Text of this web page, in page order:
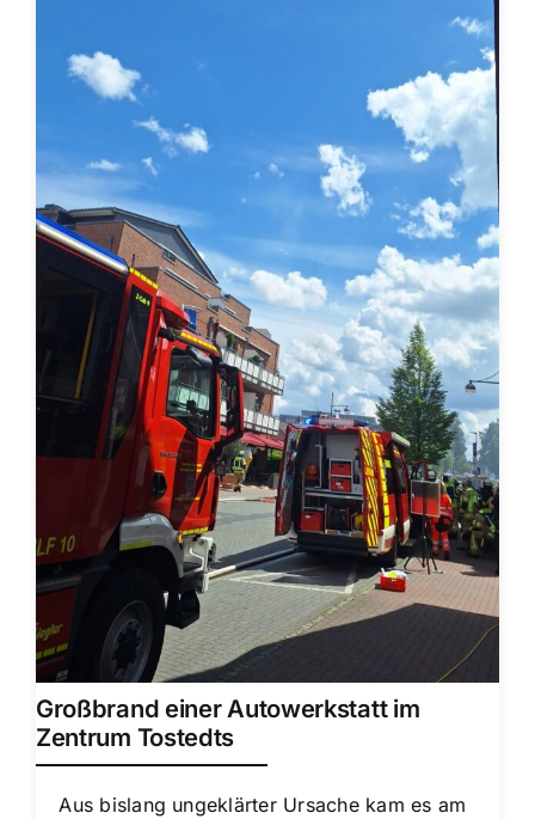
Großbrand einer Autowerkstatt im
Zentrum Tostedts
Aus bislang ungeklärter Ursache kam es am